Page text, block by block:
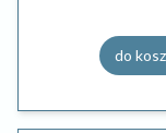
do